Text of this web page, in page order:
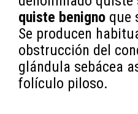
quiste benigno que
Se producen
obstrucción del
glándula sebácea
folículo piloso.